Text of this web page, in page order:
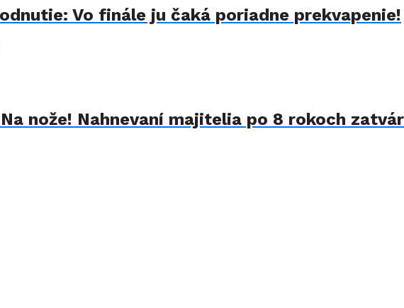
Vo finále ju čaká poriadne prekvapenie!
nože! Nahnevaní majitelia po 8 rokoch